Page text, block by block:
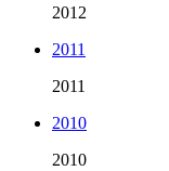
2012
2011
2011
2010
2010